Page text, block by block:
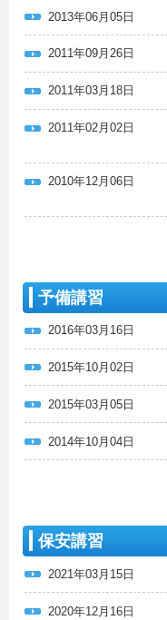
2013年06月05日
2011年09月26日
2011年03月18日
2011年02月02日
2010年12月06日
予備講習
2016年03月16日
2015年10月02日
2015年03月05日
2014年10月04日
保安講習
2021年03月15日
2020年12月16日